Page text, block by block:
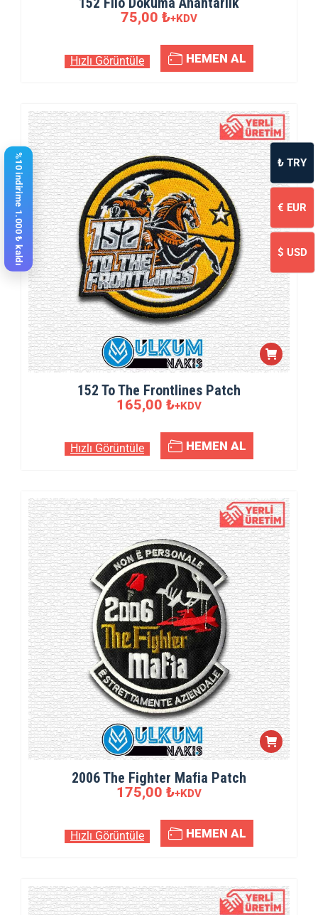
75,00 ₺+KDV
Hızlı Görüntüle HEMEN AL
152 To The Frontlines Patch
165,00 ₺+KDV
Hızlı Görüntüle HEMEN AL
2006 The Fighter Mafia Patch
175,00 ₺+KDV
Hızlı Görüntüle HEMEN AL
%10 indirime 1.000 ₺ kaldı ₺ TRY
€ EUR
$ USD